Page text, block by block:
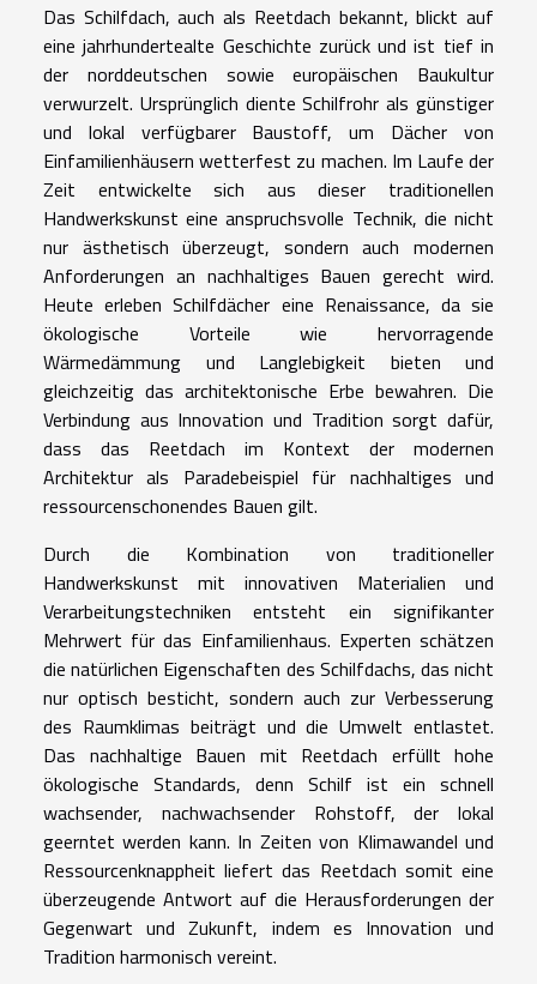
Das Schilfdach, auch als Reetdach bekannt, blickt auf
eine jahrhundertealte Geschichte zurück und ist tief in
der norddeutschen sowie europäischen Baukultur
verwurzelt. Ursprünglich diente Schilfrohr als günstiger
und lokal verfügbarer Baustoff, um Dächer von
Einfamilienhäusern wetterfest zu machen. Im Laufe der
Zeit entwickelte sich aus dieser traditionellen
Handwerkskunst eine anspruchsvolle Technik, die nicht
nur ästhetisch überzeugt, sondern auch modernen
Anforderungen an nachhaltiges Bauen gerecht wird.
Heute erleben Schilfdächer eine Renaissance, da sie
ökologische Vorteile wie hervorragende
Wärmedämmung und Langlebigkeit bieten und
gleichzeitig das architektonische Erbe bewahren. Die
Verbindung aus Innovation und Tradition sorgt dafür,
dass das Reetdach im Kontext der modernen
Architektur als Paradebeispiel für nachhaltiges und
ressourcenschonendes Bauen gilt.
Durch die Kombination von traditioneller
Handwerkskunst mit innovativen Materialien und
Verarbeitungstechniken entsteht ein signifikanter
Mehrwert für das Einfamilienhaus. Experten schätzen
die natürlichen Eigenschaften des Schilfdachs, das nicht
nur optisch besticht, sondern auch zur Verbesserung
des Raumklimas beiträgt und die Umwelt entlastet.
Das nachhaltige Bauen mit Reetdach erfüllt hohe
ökologische Standards, denn Schilf ist ein schnell
wachsender, nachwachsender Rohstoff, der lokal
geerntet werden kann. In Zeiten von Klimawandel und
Ressourcenknappheit liefert das Reetdach somit eine
überzeugende Antwort auf die Herausforderungen der
Gegenwart und Zukunft, indem es Innovation und
Tradition harmonisch vereint.